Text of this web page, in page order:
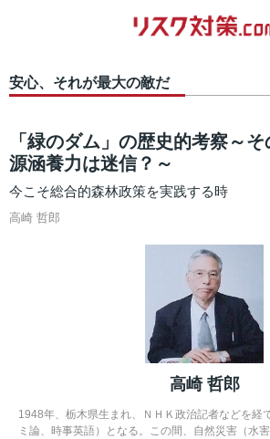
安心、それが最大の敵だ
「緑のダム」の歴史的考察～
源涵養力は迷信？～
今こそ総合的森林政策を実践する時
高崎 哲郎
高崎 哲郎
1948年、栃木県生まれ、ＮＨＫ政治記者などを経
ミ論、時事英語）となる。この間、自然災害（水